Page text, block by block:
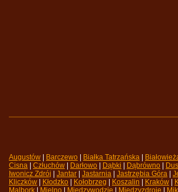
Augustów Barczewo Białka Tatrzańska
Cisna
Człuchów Darłowo Dąbki Dąbrówno
Iwonicz Zdrój
Jantar Jastarnia Jastrzębia Góra
Kliczków
Kłodzko Kołobrzeg Koszalin Kraków
Malbork
Mielno Międzywodzie Międzyzdroje